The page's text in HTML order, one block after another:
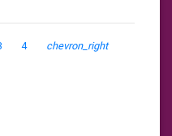
4 chevron_right